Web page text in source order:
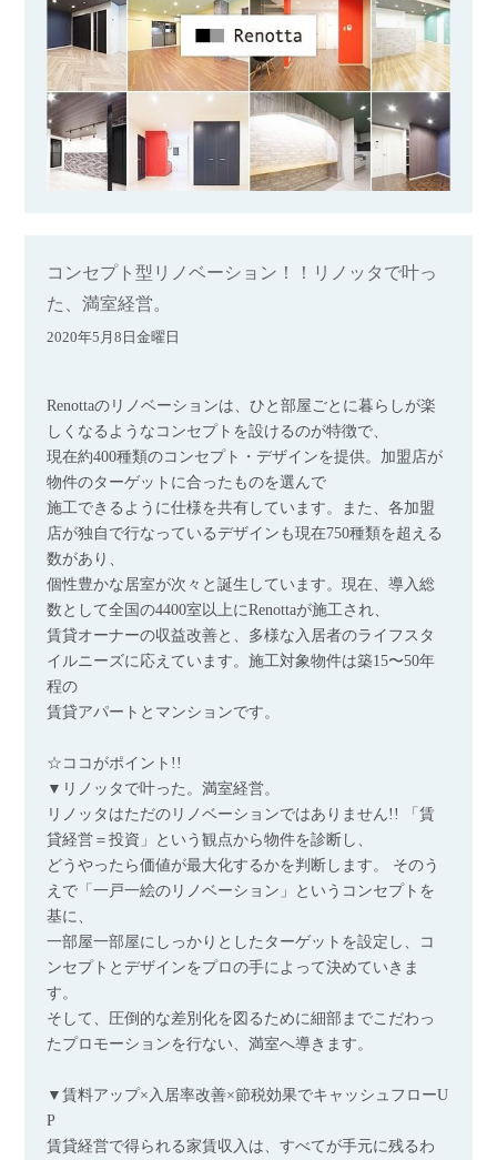
コンセプト型リノベーション！！リノッタで叶っ
た、満室経営。
2020年5月8日金曜日
Renottaのリノベーションは、ひと部屋ごとに暮らしが楽
しくなるようなコンセプトを設けるのが特徴で、
現在約400種類のコンセプト・デザインを提供。加盟店が
物件のターゲットに合ったものを選んで
施工できるように仕様を共有しています。また、各加盟
店が独自で行なっているデザインも現在750種類を超える
数があり、
個性豊かな居室が次々と誕生しています。現在、導入総
数として全国の4400室以上にRenottaが施工され、
賃貸オーナーの収益改善と、多様な入居者のライフスタ
イルニーズに応えています。施工対象物件は築15〜50年
程の
賃貸アパートとマンションです。
☆ココがポイント!!
▼リノッタで叶った。満室経営。
リノッタはただのリノベーションではありません!! 「賃
貸経営＝投資」という観点から物件を診断し、
どうやったら価値が最大化するかを判断します。 そのう
えで「一戸一絵のリノベーション」というコンセプトを
基に、
一部屋一部屋にしっかりとしたターゲットを設定し、コ
ンセプトとデザインをプロの手によって決めていきま
す。
そして、圧倒的な差別化を図るために細部までこだわっ
たプロモーションを行ない、満室へ導きます。
▼賃料アップ×入居率改善×節税効果でキャッシュフローU
P
賃貸経営で得られる家賃収入は、すべてが手元に残るわ